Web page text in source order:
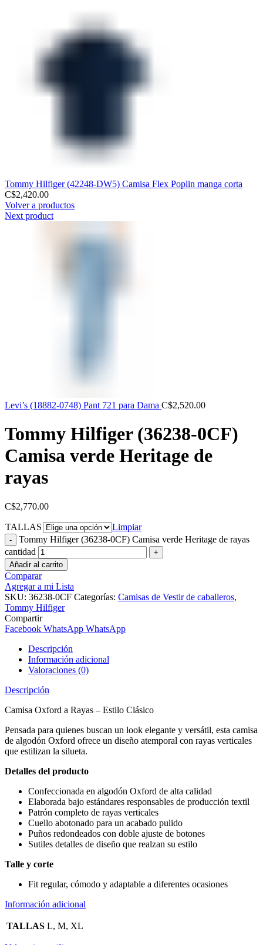
Tommy Hilfiger (42248-DW5) Camisa Flex Poplin manga corta
C$2,420.00
Volver a productos
Next product
Levi’s (18882-0748) Pant 721 para Dama C$2,520.00
Tommy Hilfiger (36238-0CF)
Camisa verde Heritage de
rayas
C$2,770.00
TALLAS
Limpiar
Tommy Hilfiger (36238-0CF) Camisa verde Heritage de rayas
cantidad
Añadir al carrito
Comparar
Agregar a mi Lista
SKU: 36238-0CF Categorías: Camisas de Vestir de caballeros,
Tommy Hilfiger
Compartir
Facebook WhatsApp WhatsApp
Descripción
Información adicional
Valoraciones (0)
Descripción
Camisa Oxford a Rayas – Estilo Clásico
Pensada para quienes buscan un look elegante y versátil, esta camisa
de algodón Oxford ofrece un diseño atemporal con rayas verticales
que estilizan la silueta.
Detalles del producto
Confeccionada en algodón Oxford de alta calidad
Elaborada bajo estándares responsables de producción textil
Patrón completo de rayas verticales
Cuello abotonado para un acabado pulido
Puños redondeados con doble ajuste de botones
Sutiles detalles de diseño que realzan su estilo
Talle y corte
Fit regular, cómodo y adaptable a diferentes ocasiones
Información adicional
TALLAS L, M, XL